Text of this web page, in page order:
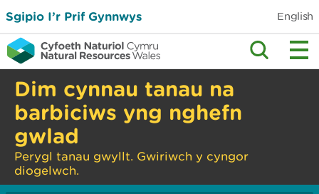
Sgipio I’r Prif Gynnwys English
Dim cynnau tanau na
barbiciws yng nghefn
gwlad
Perygl tanau gwyllt. Gwiriwch y cyngor
diogelwch.